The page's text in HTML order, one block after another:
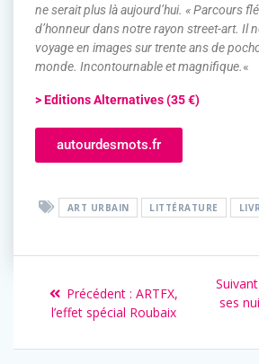
ne serait plus là aujourd’hui. « Parcours
d’honneur dans notre rayon street-art. Il
voyage en images sur trente ans de
monde. Incontournable et magnifique.«
> Editions Alternatives (35 €)
autourdesmots.fr
ART URBAIN LITTÉRATURE
Précédent : ARTFX,
l’effet spécial Roubaix
ses